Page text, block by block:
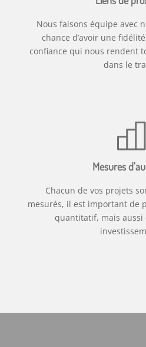
Nous faisons équipe avec
chance d’avoir une
confiance qui nous rendent
dans le
Mesures
Chacun de vos projets
mesurés, il est important de
quantitatif, mais aussi